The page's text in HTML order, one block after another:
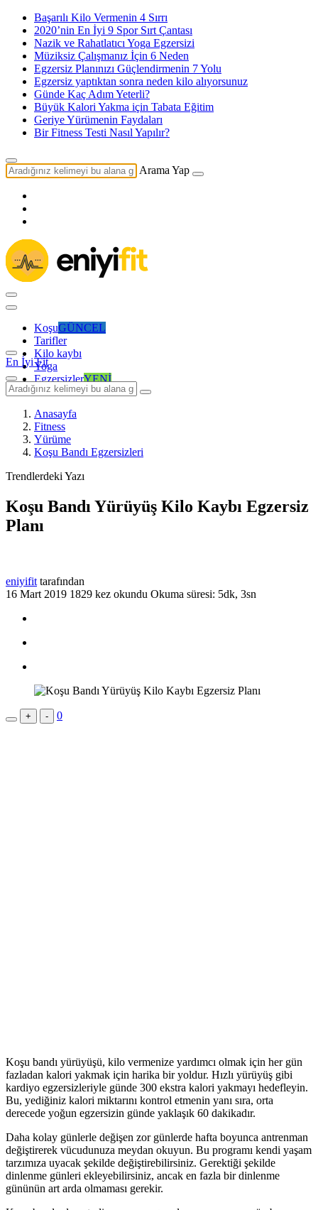
Başarılı Kilo Vermenin 4 Sırrı
2020’nin En İyi 9 Spor Sırt Çantası
Nazik ve Rahatlatıcı Yoga Egzersizi
Müziksiz Çalışmanız İçin 6 Neden
Egzersiz Planınızı Güçlendirmenin 7 Yolu
Egzersiz yaptıktan sonra neden kilo alıyorsunuz
Günde Kaç Adım Yeterli?
Büyük Kalori Yakma için Tabata Eğitim
Geriye Yürümenin Faydaları
Bir Fitness Testi Nasıl Yapılır?
Arama Yap
KoşuGÜNCEL
Tarifler
Kilo kaybı
Yoga
EgzersizlerYENİ
En İyi Fit
Anasayfa
Fitness
Yürüme
Koşu Bandı Egzersizleri
Trendlerdeki Yazı
Koşu Bandı Yürüyüş Kilo Kaybı Egzersiz
Planı
eniyifit tarafından
16 Mart 2019 1829 kez okundu Okuma süresi: 5dk, 3sn
+ - 0
Koşu bandı yürüyüşü, kilo vermenize yardımcı olmak için her gün
fazladan kalori yakmak için harika bir yoldur. Hızlı yürüyüş gibi
kardiyo egzersizleriyle günde 300 ekstra kalori yakmayı hedefleyin.
Bu, yediğiniz kalori miktarını kontrol etmenin yanı sıra, orta
derecede yoğun egzersizin günde yaklaşık 60 dakikadır.
Daha kolay günlerle değişen zor günlerde hafta boyunca antrenman
değiştirerek vücudunuza meydan okuyun. Bu programı kendi yaşam
tarzımıza uyacak şekilde değiştirebilirsiniz. Gerektiği şekilde
dinlenme günleri ekleyebilirsiniz, ancak en fazla bir dinlenme
gününün art arda olmaması gerekir.